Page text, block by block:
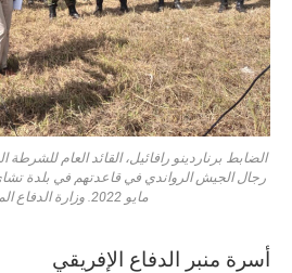
الضابط برناردينو رافائيل، القائد العام
مايو 2022. وزارة الدفاع الموزمبيقية
أسرة منبر الدفاع الإفريقي